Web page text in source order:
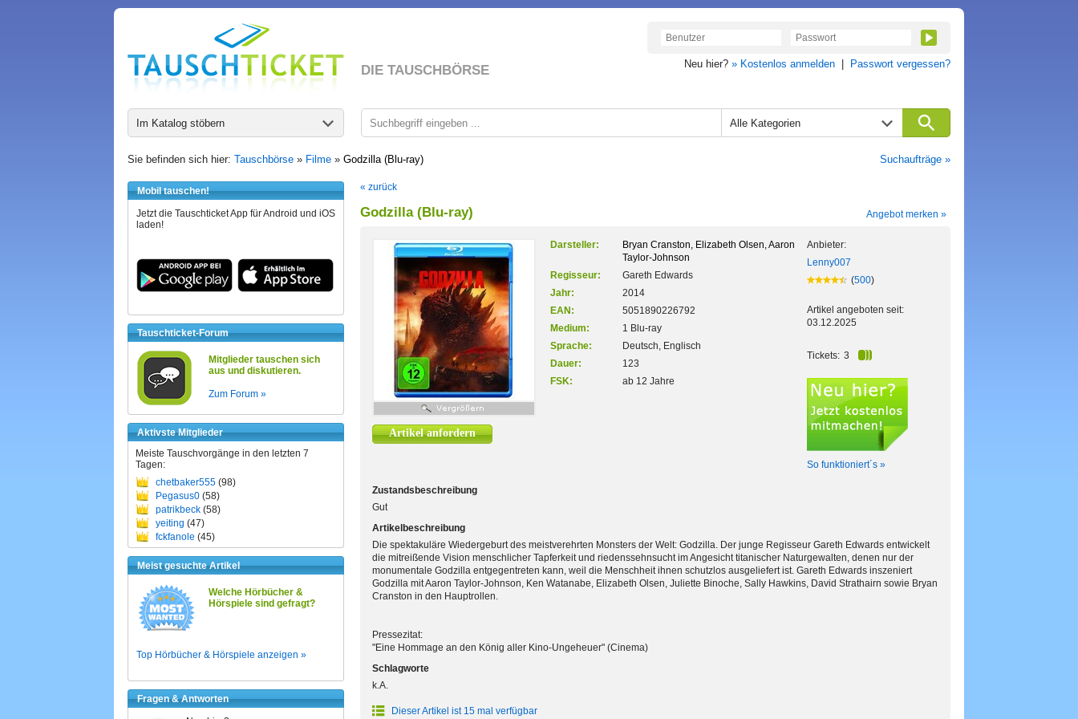
DIE TAUSCHBÖRSE Neu hier? » Kostenlos anmelden Passwort vergessen?
Im Katalog stöbern Alle Kategorien
Sie befinden sich hier: Tauschbörse » Filme » Godzilla (Blu-ray) Suchaufträge »
Mobil tauschen!
Jetzt die Tauschticket App für Android und iOS
laden!
Tauschticket-Forum
Mitglieder tauschen sich
aus und diskutieren.
Zum Forum »
Aktivste Mitglieder
Meiste Tauschvorgänge in den letzten 7
Tagen:
chetbaker555 (98)
Pegasus0 (58)
patrikbeck (58)
yeiting (47)
fckfanole (45)
Meist gesuchte Artikel
Welche Hörbücher &
Hörspiele sind gefragt?
Top Hörbücher & Hörspiele anzeigen »
Fragen & Antworten
« zurück
Godzilla (Blu-ray) Angebot merken »
Artikel anfordern
Darsteller:
Bryan Cranston, Elizabeth Olsen, Aaron
Taylor-Johnson
Regisseur:
Gareth Edwards
Jahr:
2014
EAN:
5051890226792
Medium:
1 Blu-ray
Sprache:
Deutsch, Englisch
Dauer:
123
FSK:
ab 12 Jahre
Anbieter:
Lenny007
(500)
Artikel angeboten seit:
03.12.2025
Tickets: 3
So funktioniert´s »
Zustandsbeschreibung
Gut
Artikelbeschreibung
Die spektakuläre Wiedergeburt des meistverehrten Monsters der Welt: Godzilla. Der junge Regisseur Gareth Edwards entwickelt
die mitreißende Vision menschlicher Tapferkeit und riedenssehnsucht im Angesicht titanischer Naturgewalten, denen nur der
monumentale Godzilla entgegentreten kann, weil die Menschheit ihnen schutzlos ausgeliefert ist. Gareth Edwards inszeniert
Godzilla mit Aaron Taylor-Johnson, Ken Watanabe, Elizabeth Olsen, Juliette Binoche, Sally Hawkins, David Strathairn sowie Bryan
Cranston in den Hauptrollen.
Pressezitat:
"Eine Hommage an den König aller Kino-Ungeheuer" (Cinema)
Schlagworte
k.A.
Dieser Artikel ist 15 mal verfügbar